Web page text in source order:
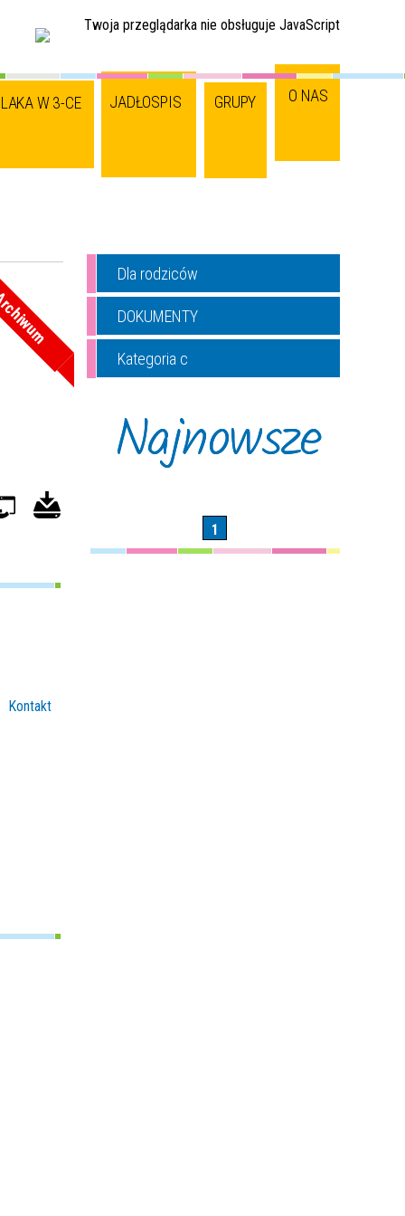
Twoja przeglądarka nie obsługuje JavaScript
W 3-CE JADŁOSPIS GRUPY O NAS
Kontakt
Dla rodziców
DOKUMENTY
Kategoria c
Najnowsze
1